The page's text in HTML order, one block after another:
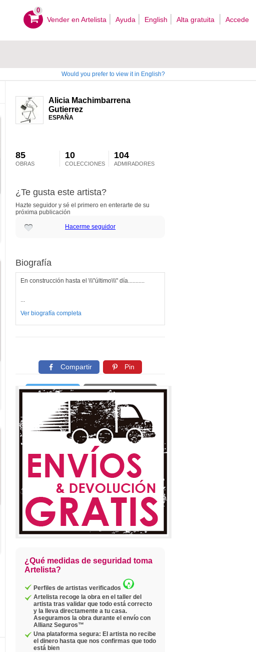
0
Vender en Artelista Ayuda English Alta gratuita Accede
Would you prefer to view it in English?
Alicia Machimbarrena
Gutierrez
ESPAÑA
85
OBRAS
10
COLECCIONES
104
ADMIRADORES
¿Te gusta este artista?
Hazte seguidor y sé el primero en enterarte de su
próxima publicación
Hacerme seguidor
Biografía
En construcción hasta el \\\"último\\\" día...........
...
Ver biografía completa
Compartir Pin
Twittear Copiar enlace
¿Qué medidas de seguridad toma
Artelista?
Perfiles de artistas verificados
Artelista recoge la obra en el taller del
artista tras validar que todo está correcto
y la lleva directamente a tu casa.
Aseguramos la obra durante el envío con
Allianz Seguros™
Una plataforma segura: El artista no recibe
el dinero hasta que nos confirmas que todo
está bien